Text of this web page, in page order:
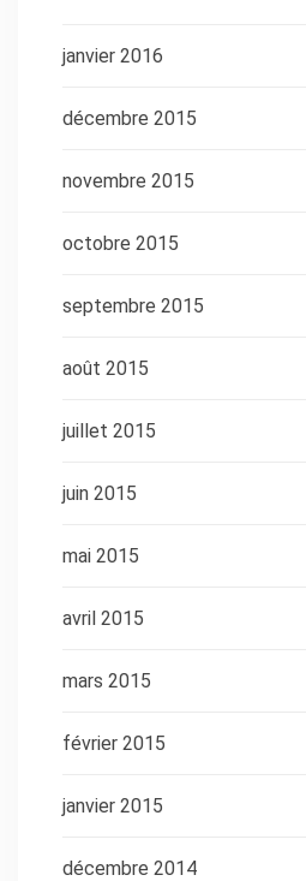
janvier 2016
décembre 2015
novembre 2015
octobre 2015
septembre 2015
août 2015
juillet 2015
juin 2015
mai 2015
avril 2015
mars 2015
février 2015
janvier 2015
décembre 2014